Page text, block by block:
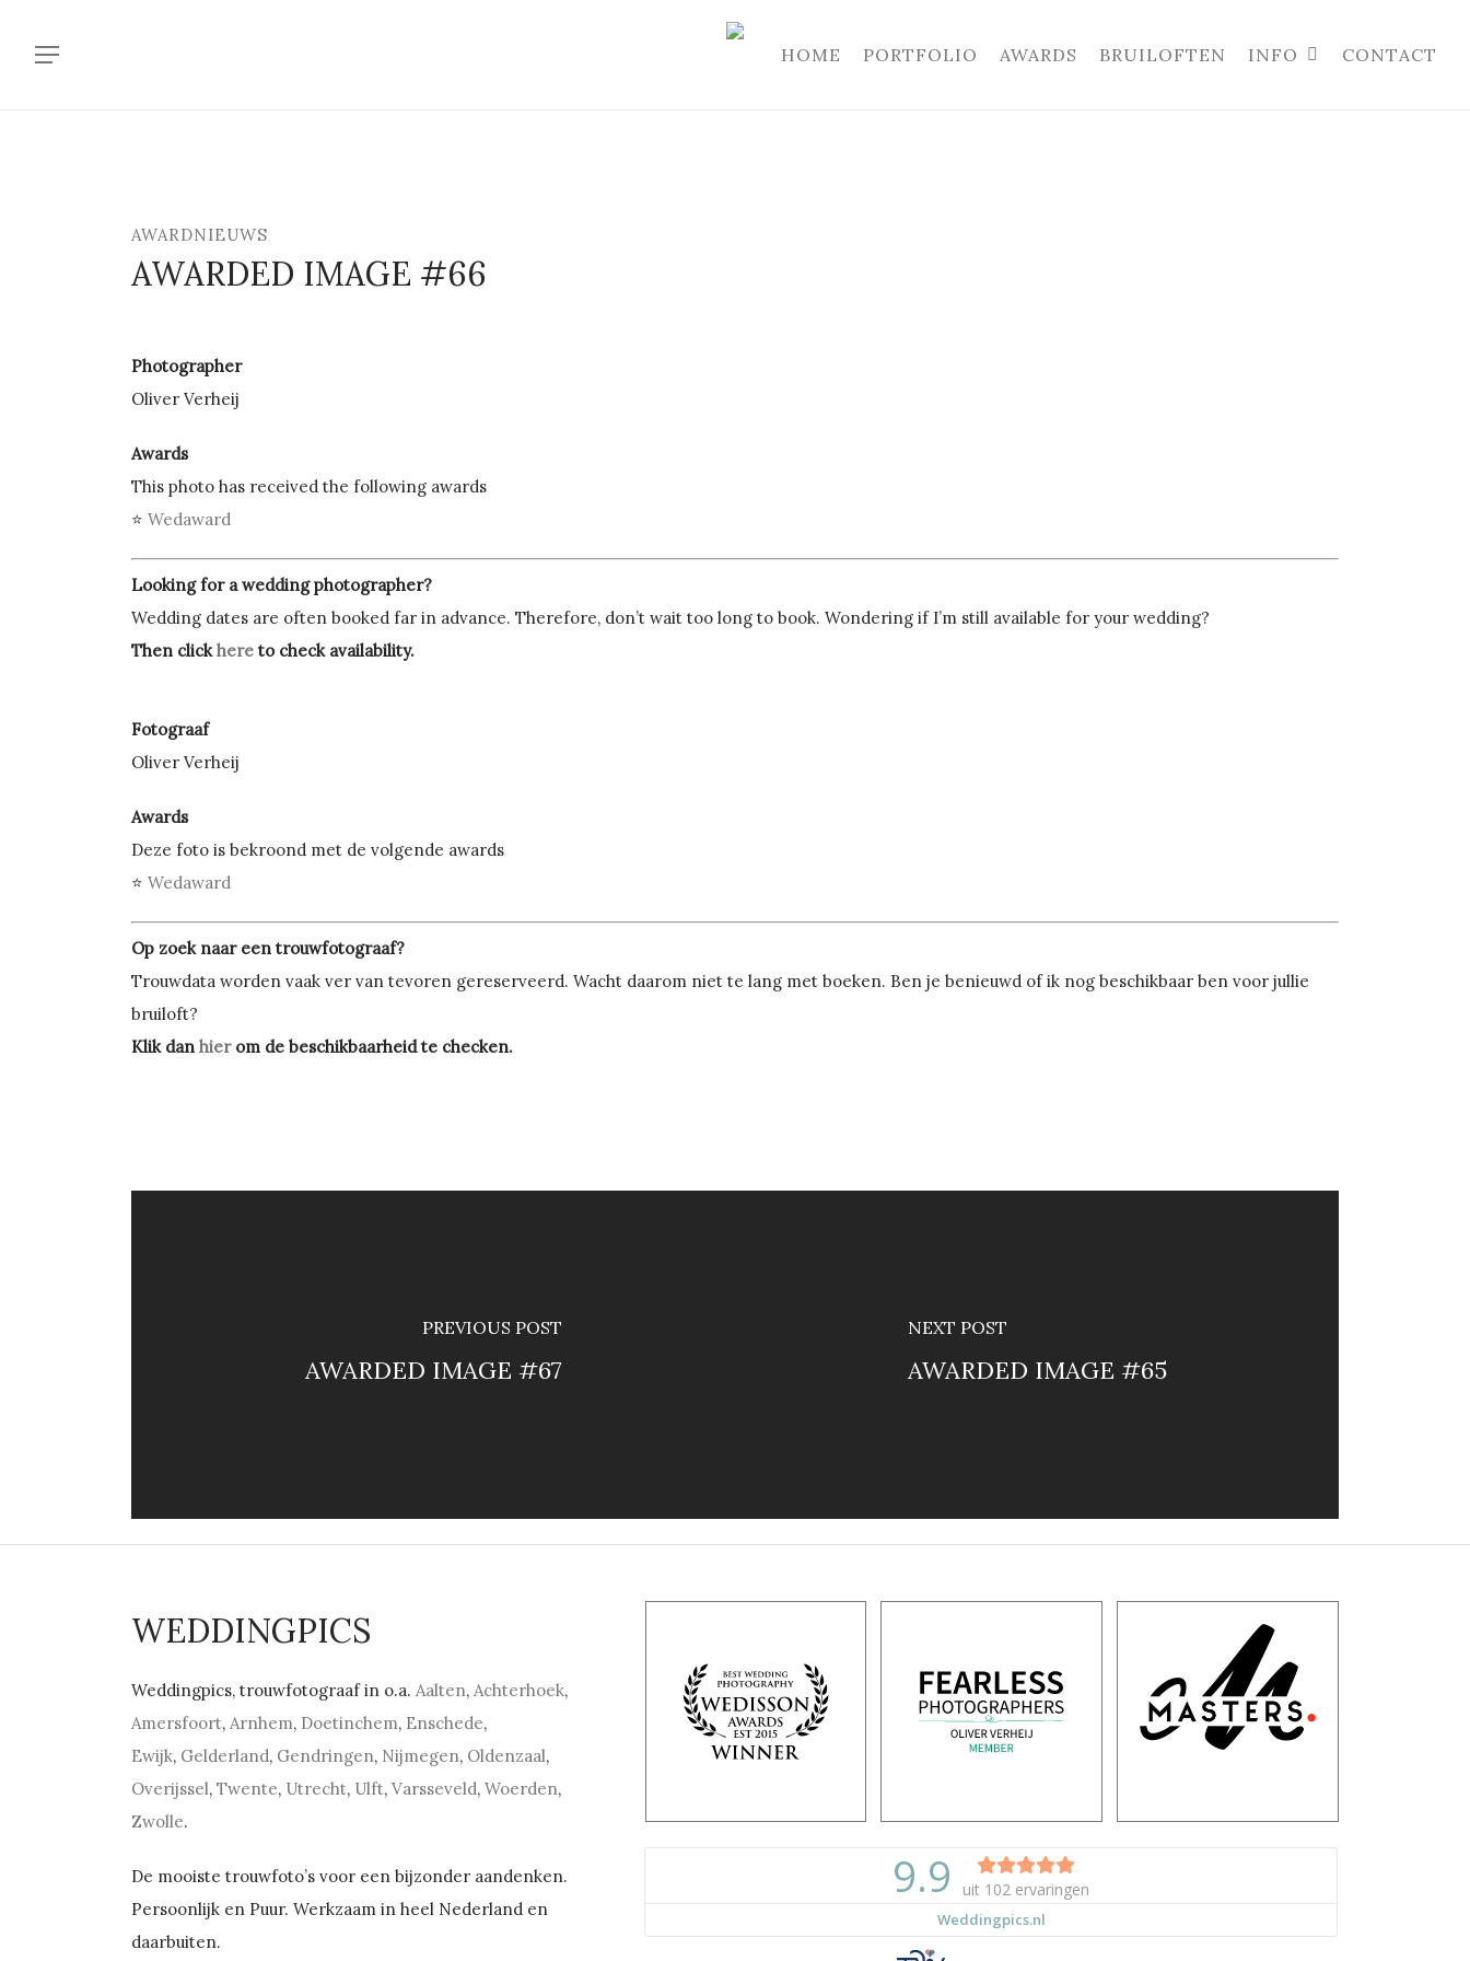
Menu HOME PORTFOLIO AWARDS BRUILOFTEN INFO CONTACT
AWARDNIEUWS
AWARDED IMAGE #66
Photographer
Oliver Verheij
Awards
This photo has received the following awards
⭐Wedaward
Looking for a wedding photographer?
Wedding dates are often booked far in advance. Therefore, don’t wait too long to book. Wondering if I’m still available for your wedding?
Then clickhere to check availability.
Fotograaf
Oliver Verheij
Awards
Deze foto is bekroond met de volgende awards
⭐Wedaward
Op zoek naar een trouwfotograaf?
Trouwdata worden vaak ver van tevoren gereserveerd. Wacht daarom niet te lang met boeken. Ben je benieuwd of ik nog beschikbaar ben voor jullie
bruiloft?
Klik danhierom de beschikbaarheid te checken.
PREVIOUS POST
AWARDED IMAGE #67
NEXT POST
AWARDED IMAGE #65
WEDDINGPICS
Weddingpics, trouwfotograaf in o.a.Aalten,Achterhoek,
Amersfoort,Arnhem, Doetinchem, Enschede,
Ewijk, Gelderland, Gendringen, Nijmegen, Oldenzaal,
Overijssel,Twente, Utrecht, Ulft,Varsseveld,Woerden,
Zwolle.
De mooiste trouwfoto’s voor een bijzonder aandenken.
Persoonlijk en Puur. Werkzaam in heel Nederland en
daarbuiten.